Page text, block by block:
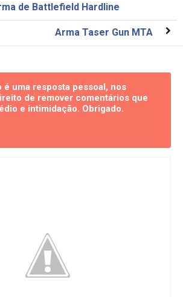
de Battlefield Hardline
Arma Taser Gun MTA
é uma resposta pessoal, nos
de remover comentários que
e intimidação. Obrigado.